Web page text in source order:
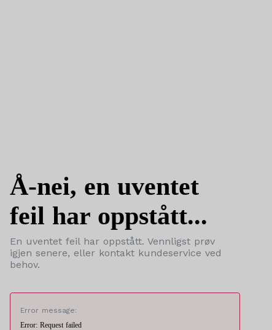
Å-nei, en uventet
feil har oppstått...
En uventet feil har oppstått. Vennligst prøv
igjen senere, eller kontakt kundeservice ved
behov.
Error message:
Error: Request failed